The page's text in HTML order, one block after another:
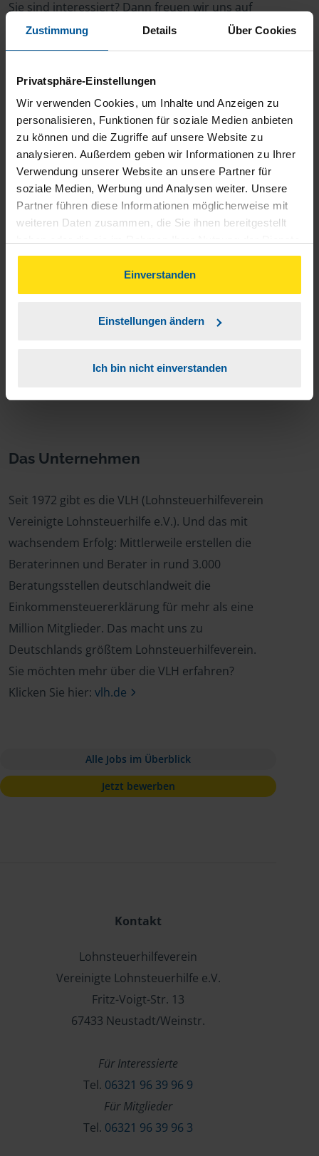
Zustimmung Details Über Cookies
Privatsphäre-Einstellungen
Wir verwenden Cookies, um Inhalte und Anzeigen zu
personalisieren, Funktionen für soziale Medien anbieten
zu können und die Zugriffe auf unsere Website zu
analysieren. Außerdem geben wir Informationen zu Ihrer
Verwendung unserer Website an unsere Partner für
soziale Medien, Werbung und Analysen weiter. Unsere
Partner führen diese Informationen möglicherweise mit
weiteren Daten zusammen, die Sie ihnen bereitgestellt
gesammelt haben. Indem Sie auf Einverstanden klicken,
können Sie der Verwendung von Cookies, gemäß
unserer
Einverstanden
Einstellungen ändern
Ich bin nicht einverstanden
Sie sind interessiert? Dann freuen wir uns auf
Ihre vollständigen Bewerbungsunterlagen! Bitte
klicken Sie unten auf den Button "Jetzt
Wenn Sie Ihre Bewerbung nicht über unser
Online-Formular, sondern per Post oder über
Ihren eigenen E-Mail-Account einreichen
möchten, geben Sie bitte dieKennziffer BSt -
#183an. Ihr/e Ansprechpartner/in ist Michelle
Sie können Ihre Bewerbungsunterlagen direkt
per E-Mail an Michelle Ranft unter
michelle.ranft@vlh.de
senden.
finden Sie auf derHomepage der
Das Unternehmen
Seit 1972 gibt es die VLH (Lohnsteuerhilfeverein
Vereinigte Lohnsteuerhilfe e.V.). Und das mit
wachsendem Erfolg: Mittlerweile erstellen die
Beraterinnen und Berater in rund 3.000
Beratungsstellen deutschlandweit die
Einkommensteuererklärung für mehr als eine
Million Mitglieder. Das macht uns zu
Deutschlands größtem Lohnsteuerhilfeverein.
Sie möchten mehr über die VLH erfahren?
Klicken Sie hier: vlh.de
Alle Jobs im Überblick
Jetzt bewerben
Kontakt
Lohnsteuerhilfeverein
Vereinigte Lohnsteuerhilfe e.V.
Fritz-Voigt-Str. 13
67433 Neustadt/Weinstr.
Für Interessierte
Tel. 06321 96 39 96 9
Für Mitglieder
Tel. 06321 96 39 96 3